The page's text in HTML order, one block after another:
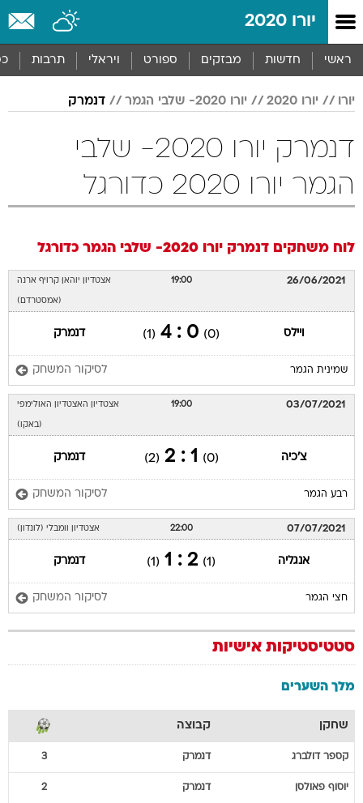
יורו 2020
ראשי חדשות מבזקים ספורט ויראלי תרבות
יורו יורו 2020 יורו 2020- שלבי הגמר דנמרק
דנמרק יורו 2020- שלבי
הגמר יורו 2020 כדורגל
לוח משחקים דנמרק יורו 2020- שלבי הגמר כדורגל
26/06/2021
19:00 אצטדיון יוהאן קרויף ארנה
(אמסטרדם)
ויילס (0)
0 : 4
(1) דנמרק
שמינית הגמר לסיקור המשחק
03/07/2021
19:00 אצטדיון האצטדיון האולימפי
(באקו)
צ'כיה (0)
1 : 2
(2) דנמרק
רבע הגמר לסיקור המשחק
07/07/2021
22:00 אצטדיון וומבלי (לונדון)
אנגליה (1)
2 : 1
(1) דנמרק
חצי הגמר לסיקור המשחק
סטטיסטיקות אישיות
מלך השערים
שחקן קבוצה
קספר דולברג דנמרק 3
יוסוף פאולסן דנמרק 2